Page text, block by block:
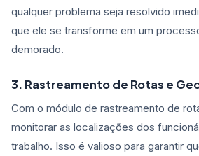
qualquer problema seja resolvido
que ele se transforme em um
demorado.
3. Rastreamento de Rotas e
Com o módulo de rastreamento de
monitorar as localizações dos
trabalho. Isso é valioso para garantir